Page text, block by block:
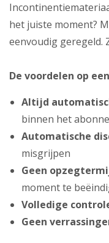
het juiste moment?
eenvoudig geregeld.
De voordelen op
Altijd
binnen het
Automatische
misgrijpen
Geen
moment te
Volledige
Geen